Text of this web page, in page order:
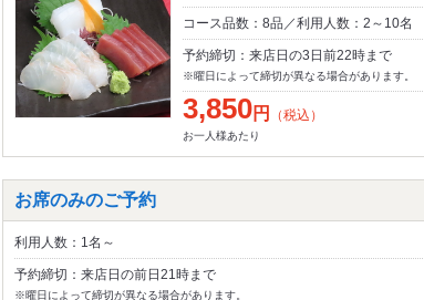
コース品数：8品／利用人数：2～10名
予約締切：来店日の3日前22時まで
※曜日によって締切が異なる場合があります。
3,850円 （税込）
お一人様あたり
お席のみのご予約
利用人数：1名～
予約締切：来店日の前日21時まで
※曜日によって締切が異なる場合があります。